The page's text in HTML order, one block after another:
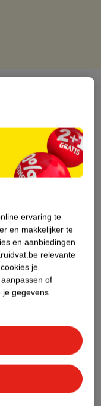
geen Nature
ervaring te
en makkelijker te
en aanbiedingen
relevante
je
of
je gegevens